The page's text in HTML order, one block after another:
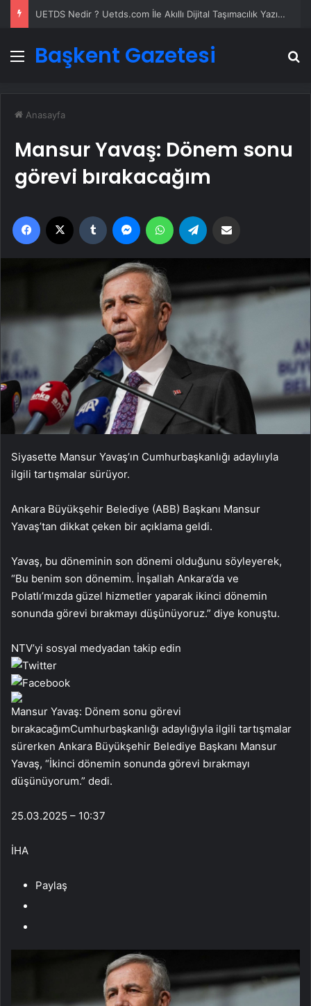
UETDS Nedir ? Uetds.com İle Akıllı Dijital Taşımacılık Yazılımı
Menü
Başkent Gazetesi
Anasayfa
Mansur Yavaş: Dönem sonu
görevi bırakacağım
Facebook Tumblr MessengerWhatsApp
Siyasette Mansur Yavaş’ın Cumhurbaşkanlığı adaylııyla
ilgili tartışmalar sürüyor.
Ankara Büyükşehir Belediye (ABB) Başkanı Mansur
Yavaş’tan dikkat çeken bir açıklama geldi.
Yavaş, bu döneminin son dönemi olduğunu söyleyerek,
“Bu benim son dönemim. İnşallah Ankara’da ve
Polatlı’mızda güzel hizmetler yaparak ikinci dönemin
sonunda görevi bırakmayı düşünüyoruz.” diye konuştu.
NTV’yi sosyal medyadan takip edin
Mansur Yavaş: Dönem sonu görevi
bırakacağımCumhurbaşkanlığı adaylığıyla ilgili tartışmalar
sürerken Ankara Büyükşehir Belediye Başkanı Mansur
Yavaş, “İkinci dönemin sonunda görevi bırakmayı
düşünüyorum.” dedi.
25.03.2025 – 10:37
İHA
Paylaş